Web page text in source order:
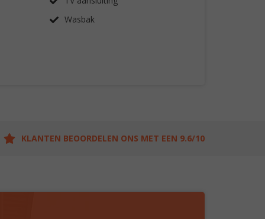
Wasbak
KLANTEN BEOORDELEN ONS MET EEN 9.6/10